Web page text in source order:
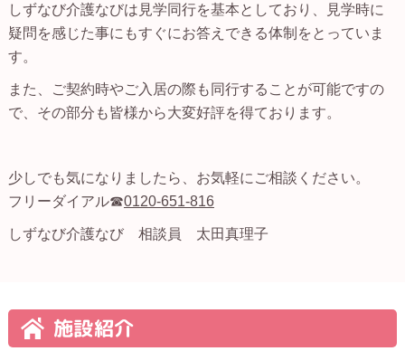
しずなび介護なびは見学同行を基本としており、見学時に
疑問を感じた事にもすぐにお答えできる体制をとっていま
す。
また、ご契約時やご入居の際も同行することが可能ですの
で、その部分も皆様から大変好評を得ております。
少しでも気になりましたら、お気軽にご相談ください。
フリーダイアル☎0120-651-816
しずなび介護なび 相談員 太田真理子
施設紹介